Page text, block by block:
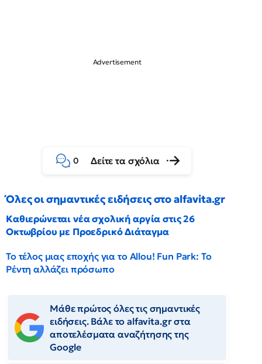
0 Δείτε τα σχόλια
Όλες οι σημαντικές ειδήσεις στο alfavita.gr
Καθιερώνεται νέα σχολική αργία στις 26
Οκτωβρίου με Προεδρικό Διάταγμα
Το τέλος μιας εποχής για το Allou! Fun Park: Το
Ρέντη αλλάζει πρόσωπο
Μάθε πρώτος όλες τις σημαντικές
ειδήσεις. Βάλε το alfavita.gr στα
αποτελέσματα αναζήτησης της
Google